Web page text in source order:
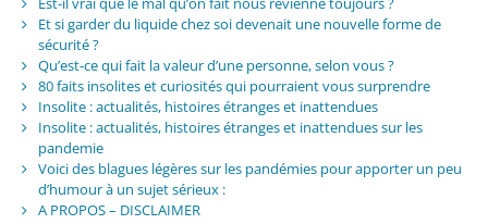
Et si garder du liquide chez soi devenait une nouvelle forme de
sécurité ?
Qu’est-ce qui fait la valeur d’une personne, selon vous ?
80 faits insolites et curiosités qui pourraient vous surprendre
Insolite : actualités, histoires étranges et inattendues
Insolite : actualités, histoires étranges et inattendues sur les
pandemie
Voici des blagues légères sur les pandémies pour apporter un peu
d’humour à un sujet sérieux :
A PROPOS – DISCLAIMER